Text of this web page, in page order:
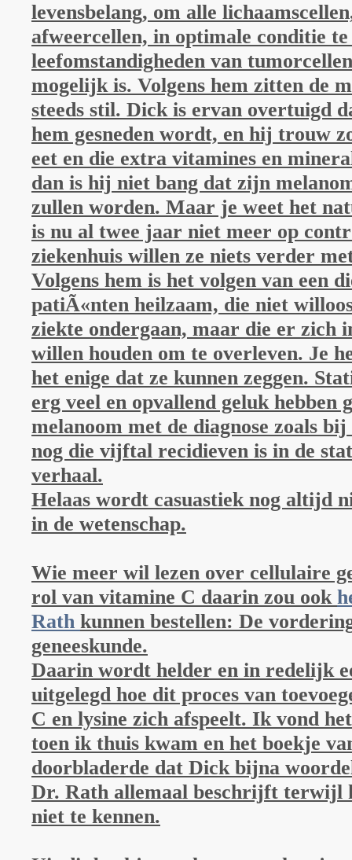
levensbelang, om alle
afweercellen, in optimale conditie te
leefomstandigheden van
mogelijk is. Volgens hem zitten de
steeds stil. Dick is ervan overtuigd
hem gesneden wordt, en hij trouw
eet en die extra vitamines en
dan is hij niet bang dat zijn
zullen worden. Maar je weet het
is nu al twee jaar niet meer op
ziekenhuis willen ze niets verder
Volgens hem is het volgen van een
patiÃ«nten heilzaam, die niet
ziekte ondergaan, maar die er zich
willen houden om te overleven. Je
het enige dat ze kunnen zeggen.
erg veel en opvallend geluk hebben
melanoom met de diagnose zoals
nog die vijftal recidieven is in de
verhaal.
Helaas wordt casuastiek nog altijd
in de wetenschap.
Wie meer wil lezen over cellulaire
rol van vitamine C daarin zou ook
Rath kunnen bestellen: De
geneeskunde.
Daarin wordt helder en in redelijk
uitgelegd hoe dit proces van
C en lysine zich afspeelt. Ik vond
toen ik thuis kwam en het boekje
doorbladerde dat Dick bijna
Dr. Rath allemaal beschrijft terwijl
niet te kennen.